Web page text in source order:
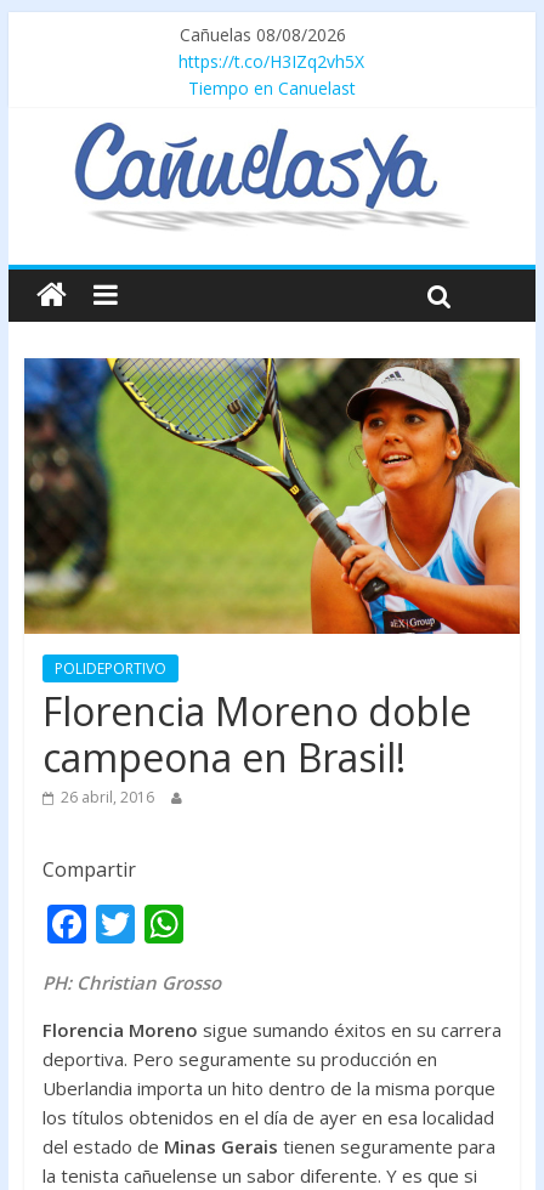
Cañuelas 08/08/2026
https://t.co/H3IZq2vh5X
Tiempo en Canuelast
POLIDEPORTIVO
Florencia Moreno doble
campeona en Brasil!
26 abril, 2016
Compartir
F
ac
e
b
o
o
k
T
w
itt
er
W
at
s
A
p
p
PH: Christian Grosso
Florencia Moreno sigue sumando éxitos en su carrera
deportiva. Pero seguramente su producción en
Uberlandia importa un hito dentro de la misma porque
los títulos obtenidos en el día de ayer en esa localidad
del estado de Minas Gerais tienen seguramente para
la tenista cañuelense un sabor diferente. Y es que si